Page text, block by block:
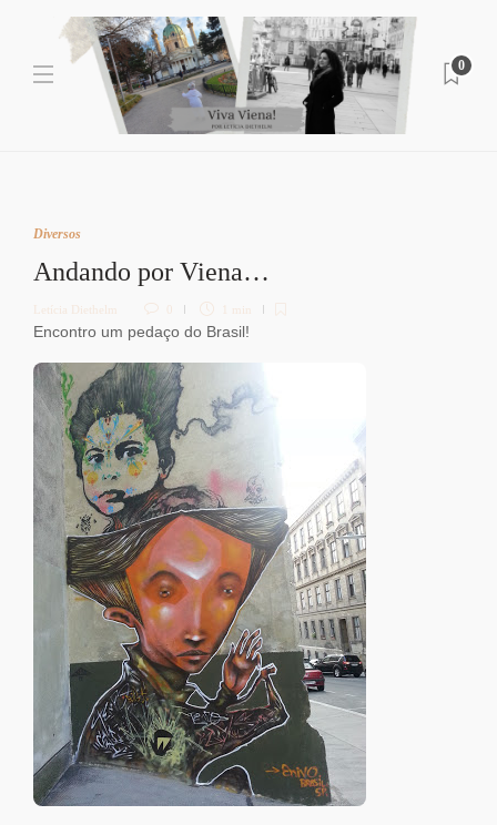
0
Diversos
Andando por Viena…
Letícia Diethelm 0 1 min
Encontro um pedaço do Brasil!